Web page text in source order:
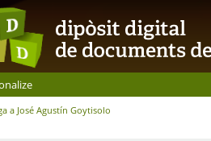
a José Agustín Goytisolo